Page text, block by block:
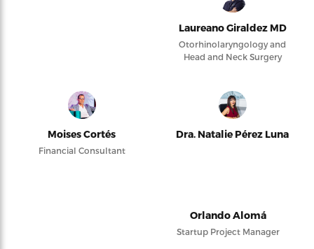
Laureano Giraldez MD
Otorhinolaryngology and
Head and Neck Surgery
Moises Cortés
Financial Consultant
Dra. Natalie Pérez Luna
Orlando Alomá
Startup Project Manager